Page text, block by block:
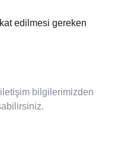
edilmesi gereken
bilgilerimizden